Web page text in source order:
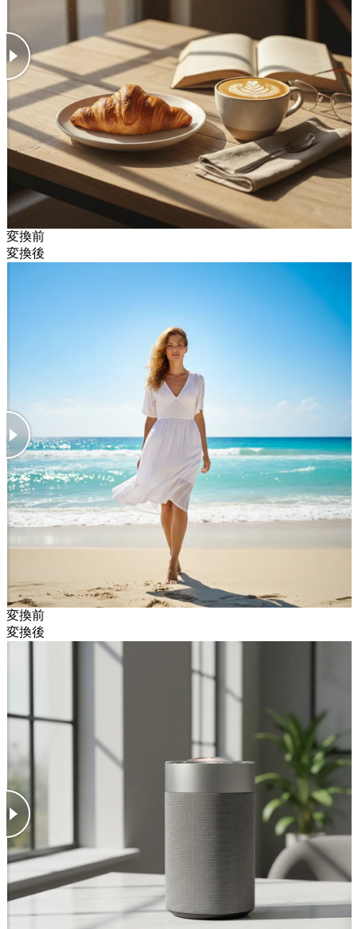
変換前
変換後
変換前
変換後